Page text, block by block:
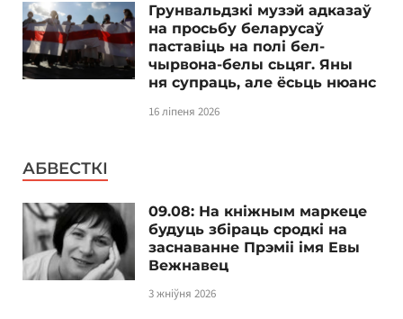
Грунвальдзкі музэй адказаў
на просьбу беларусаў
паставіць на полі бел-
чырвона-белы сьцяг. Яны
ня супраць, але ёсьць нюанс
16 ліпеня 2026
АБВЕСТКІ
09.08: На кніжным маркеце
будуць збіраць сродкі на
заснаванне Прэміі імя Евы
Вежнавец
3 жніўня 2026